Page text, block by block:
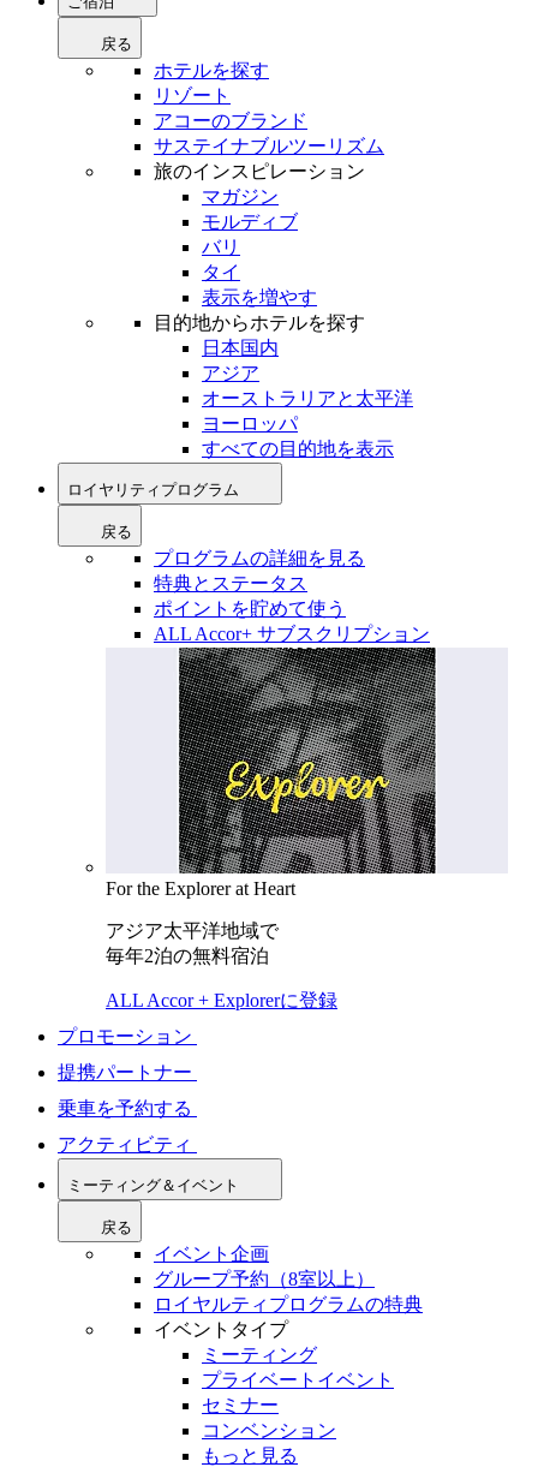
戻る
ホテルを探す
リゾート
アコーのブランド
サステイナブルツーリズム
旅のインスピレーション
マガジン
モルディブ
バリ
タイ
表示を増やす
目的地からホテルを探す
日本国内
アジア
オーストラリアと太平洋
ヨーロッパ
すべての目的地を表示
ロイヤリティプログラム
戻る
プログラムの詳細を見る
特典とステータス
ポイントを貯めて使う
ALL Accor+ サブスクリプション
For the Explorer at Heart
アジア太平洋地域で
毎年2泊の無料宿泊
ALL Accor + Explorerに登録
プロモーション
提携パートナー
乗車を予約する
アクティビティ
ミーティング＆イベント
戻る
イベント企画
グループ予約（8室以上）
ロイヤルティプログラムの特典
イベントタイプ
ミーティング
プライベートイベント
セミナー
コンベンション
もっと見る